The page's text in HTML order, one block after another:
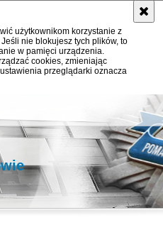
użytkownikom korzystanie z
nie blokujesz tych plików, to
w pamięci urządzenia.
cookies, zmieniając
przeglądarki oznacza